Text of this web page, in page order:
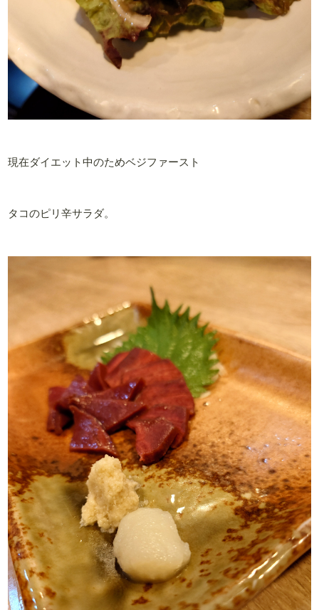
現在ダイエット中のためベジファースト
タコのピリ辛サラダ。